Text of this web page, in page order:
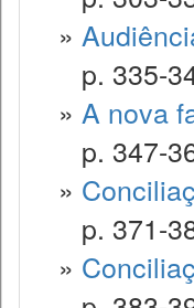
»
p. 335-
» A nova
p. 347-
»
p. 371-
»